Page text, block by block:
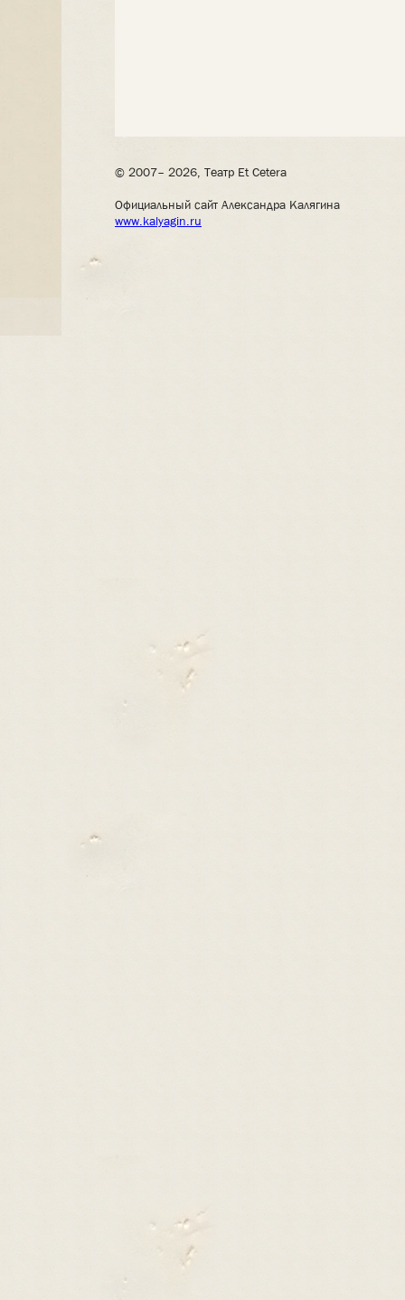
© 2007– 2026, Театр Et Cetera
Официальный сайт Александра Калягина
www.kalyagin.ru